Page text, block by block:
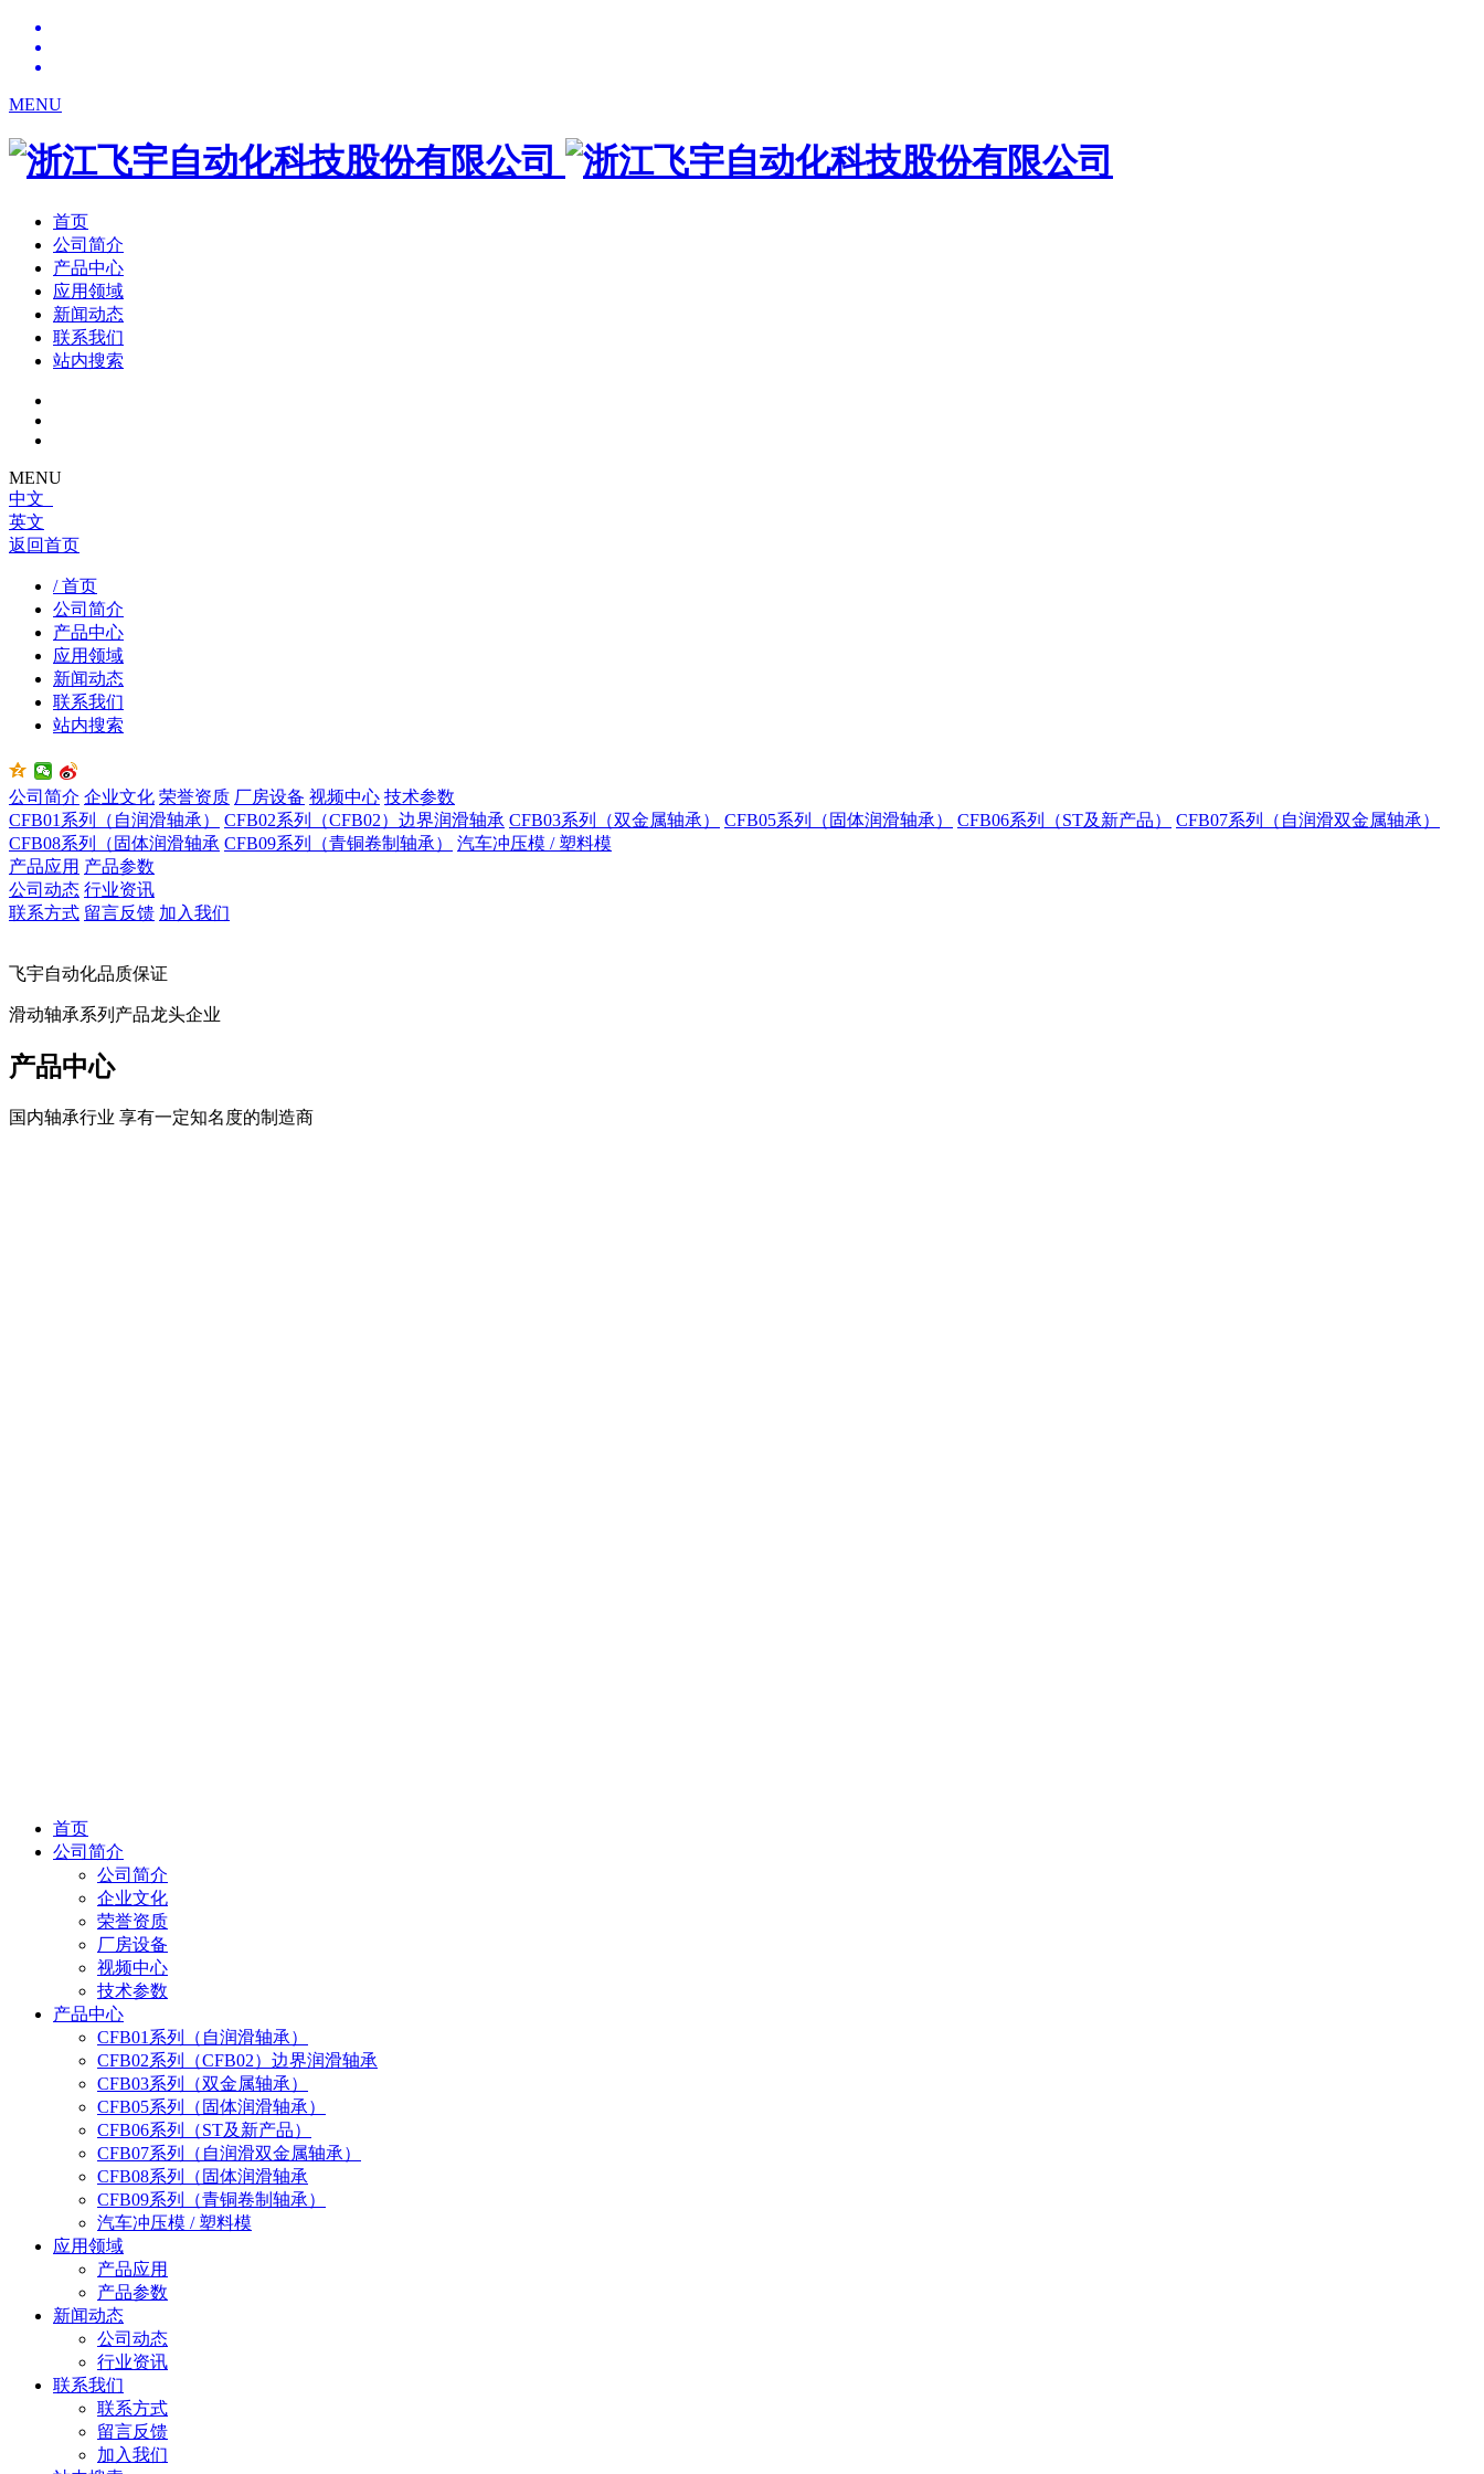
MENU
首页
公司简介
产品中心
应用领域
新闻动态
联系我们
站内搜索
MENU
中文
英文
返回首页
/ 首页
公司简介
产品中心
应用领域
新闻动态
联系我们
站内搜索
公司简介 企业文化 荣誉资质 厂房设备 视频中心 技术参数
CFB01系列（自润滑轴承）
CFB02系列（CFB02）边界润滑轴承 CFB03系列（双金属轴承） CFB05系列（固体润滑轴承） CFB06系列（ST及新产品）
CFB07系列（自润滑双金属轴承）
CFB08系列（固体润滑轴承 CFB09系列（青铜卷制轴承）
汽车冲压模 / 塑料模
产品应用 产品参数
公司动态 行业资讯
联系方式 留言反馈 加入我们
飞宇自动化品质保证
滑动轴承系列产品龙头企业
产品中心
国内轴承行业 享有一定知名度的制造商
首页
公司简介
公司简介
企业文化
荣誉资质
厂房设备
视频中心
技术参数
产品中心
CFB01系列（自润滑轴承）
CFB02系列（CFB02）边界润滑轴承
CFB03系列（双金属轴承）
CFB05系列（固体润滑轴承）
CFB06系列（ST及新产品）
CFB07系列（自润滑双金属轴承）
CFB08系列（固体润滑轴承
CFB09系列（青铜卷制轴承）
汽车冲压模 / 塑料模
应用领域
产品应用
产品参数
新闻动态
公司动态
行业资讯
联系我们
联系方式
留言反馈
加入我们